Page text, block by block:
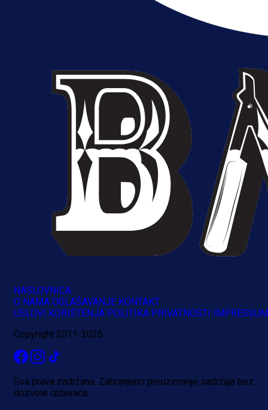
A Selekcija
Brat Kerima Alajbegovića pozvan
Više vijesti
NASLOVNICA
O NAMA OGLAŠAVANJE KONTAKT
USLOVI KORIŠTENJA POLITIKA PRIVATNOSTI IMPRESSUM
Copyright 2011-2026
Sva prava zadržana. Zabranjeno preuzimanje sadržaja bez
dozvole izdavača.